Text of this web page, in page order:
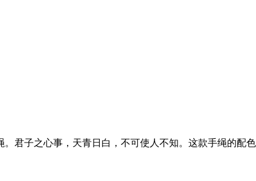
君子之心事，天青日白，不可使人不知。这款手绳的配